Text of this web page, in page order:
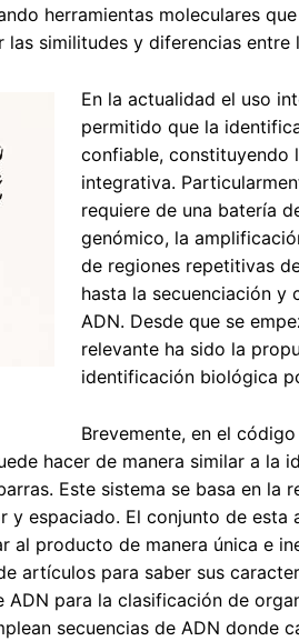
herramientas moleculares
similitudes y diferencias entre
En la actualidad el uso
permitido que la
confiable, constituyendo
integrativa.
requiere de una batería
genómico, la
de regiones repetitivas
hasta la secuenciación y
ADN. Desde que se
relevante ha sido la
identificación biológica
Brevemente, en el
hacer de manera similar a la
Este sistema se basa en la
espaciado. El conjunto de esta
producto de manera única e
artículos para saber sus
para la clasificación de
secuencias de ADN donde